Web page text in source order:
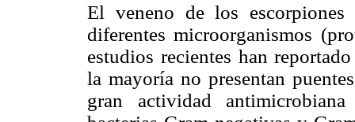
El veneno de los escorpiones
diferentes microorganismos (pro
estudios recientes han
la mayoría no presentan
gran actividad